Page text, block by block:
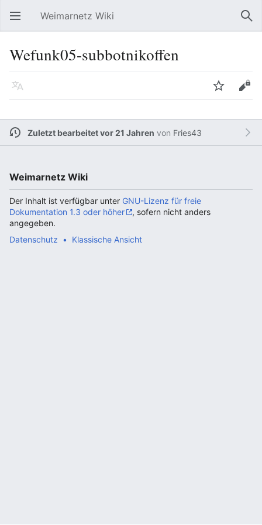
Hauptmenü öffnen Weimarnetz Wiki
Wefunk05-subbotnikoffen
Sprache Beobachten Bearbeiten
Zuletzt bearbeitet vor 21 Jahren von Fries43
Weimarnetz Wiki
Der Inhalt ist verfügbar unter GNU-Lizenz für freie
Dokumentation 1.3 oder höher
, sofern nicht anders
angegeben.
Datenschutz
Klassische Ansicht